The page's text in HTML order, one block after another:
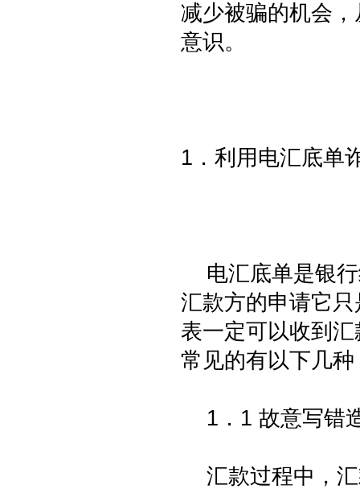
减少被骗的机会
意识。
1．利用电汇底单
电汇底单是银行
汇款方的申请它
表一定可以收到
常见的有以下几种
1．1 故意写错
汇款过程中，汇